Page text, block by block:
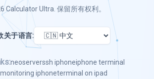
Calculator Ultra . 保留所有权利。
关于语言:
neoserverssh iphoneiphone terminal
iphoneterminal on ipad